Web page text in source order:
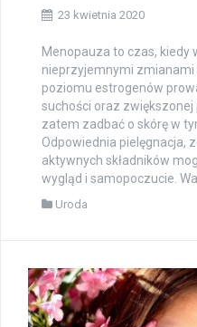
23 kwietnia 2020
Menopauza to czas, kiedy
nieprzyjemnymi zmianami
poziomu estrogenów
suchości oraz
zatem zadbać o skórę w
Odpowiednia pielęgnacja,
aktywnych składników
wygląd i samopoczucie.
Uroda